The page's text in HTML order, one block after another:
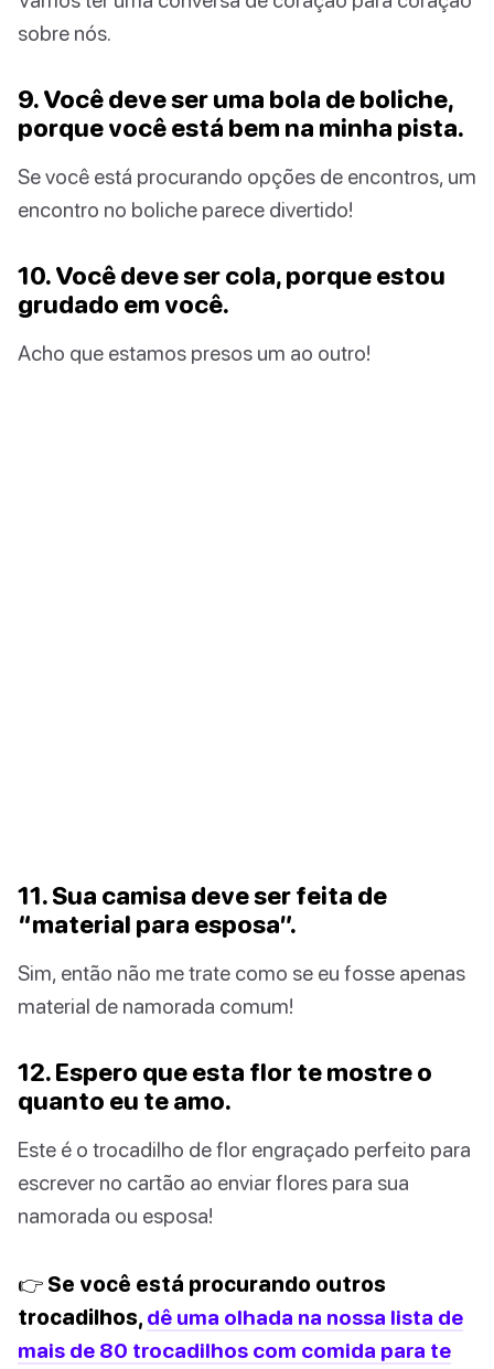
sobre nós.
9. Você deve ser uma bola de boliche,
porque você está bem na minha pista.
Se você está procurando opções de encontros, um
encontro no boliche parece divertido!
10. Você deve ser cola, porque estou
grudado em você.
Acho que estamos presos um ao outro!
11. Sua camisa deve ser feita de
“material para esposa”.
Sim, então não me trate como se eu fosse apenas
material de namorada comum!
12. Espero que esta flor te mostre o
quanto eu te amo.
Este é o trocadilho de flor engraçado perfeito para
escrever no cartão ao enviar flores para sua
namorada ou esposa!
👉 Se você está procurando outros
trocadilhos, dê uma olhada na nossa lista de
mais de 80 trocadilhos com comida para te